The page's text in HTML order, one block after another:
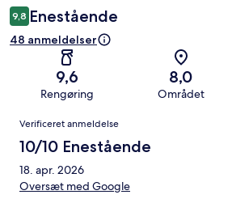
9,8 Enestående
48 anmeldelser
9,6
Rengøring
8,0
Området
Anmeldelser
Verificeret anmeldelse
10/10 Enestående
18. apr. 2026
Oversæt med Google